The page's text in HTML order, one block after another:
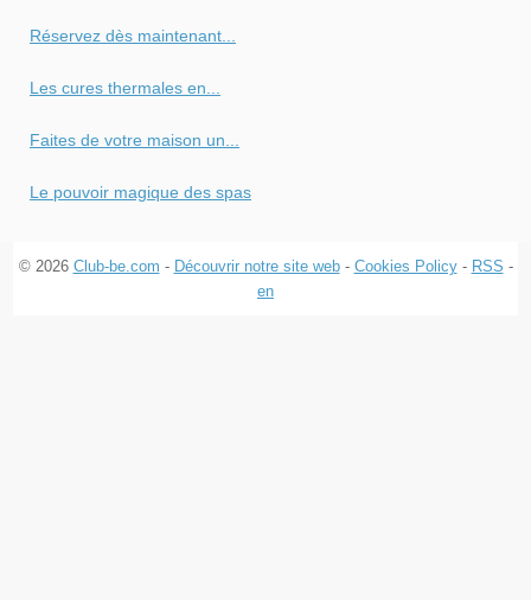
Réservez dès maintenant...
Les cures thermales en...
Faites de votre maison un...
Le pouvoir magique des spas
© 2026 Club-be.com - Découvrir notre site web- Cookies Policy- RSS -
en